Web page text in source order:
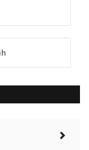
Pilkada Sumba